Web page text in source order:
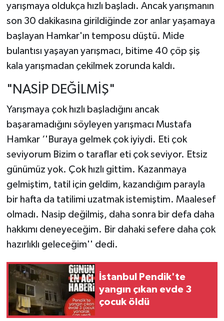
yarışmaya oldukça hızlı başladı. Ancak yarışmanın
son 30 dakikasına girildiğinde zor anlar yaşamaya
başlayan Hamkar'ın temposu düştü. Mide
bulantısı yaşayan yarışmacı, bitime 40 çöp şiş
kala yarışmadan çekilmek zorunda kaldı.
"NASİP DEĞİLMİŞ"
Yarışmaya çok hızlı başladığını ancak
başaramadığını söyleyen yarışmacı Mustafa
Hamkar ‘'Buraya gelmek çok iyiydi. Eti çok
seviyorum Bizim o taraflar eti çok seviyor. Etsiz
günümüz yok. Çok hızlı gittim. Kazanmaya
gelmiştim, tatil için geldim, kazandığım parayla
bir hafta da tatilimi uzatmak istemiştim. Maalesef
olmadı. Nasip değilmiş, daha sonra bir defa daha
hakkımı deneyeceğim. Bir dahaki sefere daha çok
hazırlıklı geleceğim'' dedi.
İstanbul Pendik'te
yangın çıkan evde 3
çocuk öldü